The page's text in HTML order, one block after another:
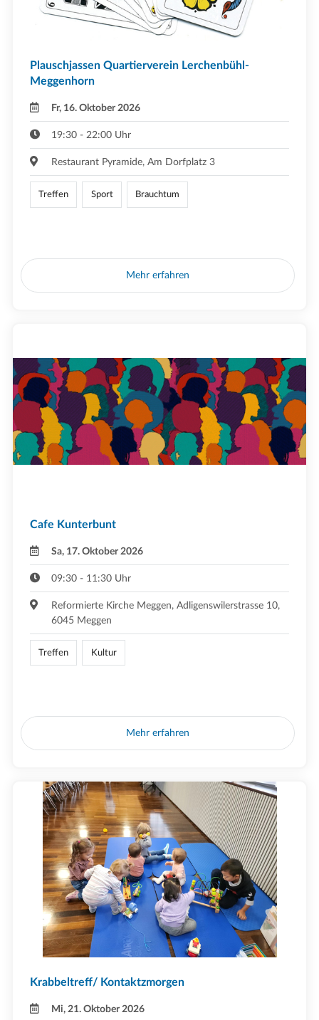
Plauschjassen Quartierverein Lerchenbühl-
Meggenhorn
Fr, 16. Oktober 2026
19:30 - 22:00 Uhr
Restaurant Pyramide, Am Dorfplatz 3
Treffen Sport Brauchtum
Mehr erfahren
Cafe Kunterbunt
Sa, 17. Oktober 2026
09:30 - 11:30 Uhr
Reformierte Kirche Meggen, Adligenswilerstrasse 10,
6045 Meggen
Treffen Kultur
Mehr erfahren
Krabbeltreff/ Kontaktzmorgen
Mi, 21. Oktober 2026